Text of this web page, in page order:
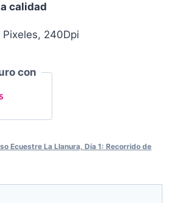
calidad
240Dpi
con
Ecuestre La Llanura, Día 1: Recorrido de